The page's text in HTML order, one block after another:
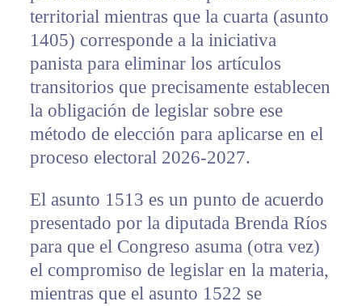
territorial mientras que la cuarta (asunto
1405) corresponde a la iniciativa
panista para eliminar los artículos
transitorios que precisamente establecen
la obligación de legislar sobre ese
método de elección para aplicarse en el
proceso electoral 2026-2027.
El asunto 1513 es un punto de acuerdo
presentado por la diputada Brenda Ríos
para que el Congreso asuma (otra vez)
el compromiso de legislar en la materia,
mientras que el asunto 1522 se